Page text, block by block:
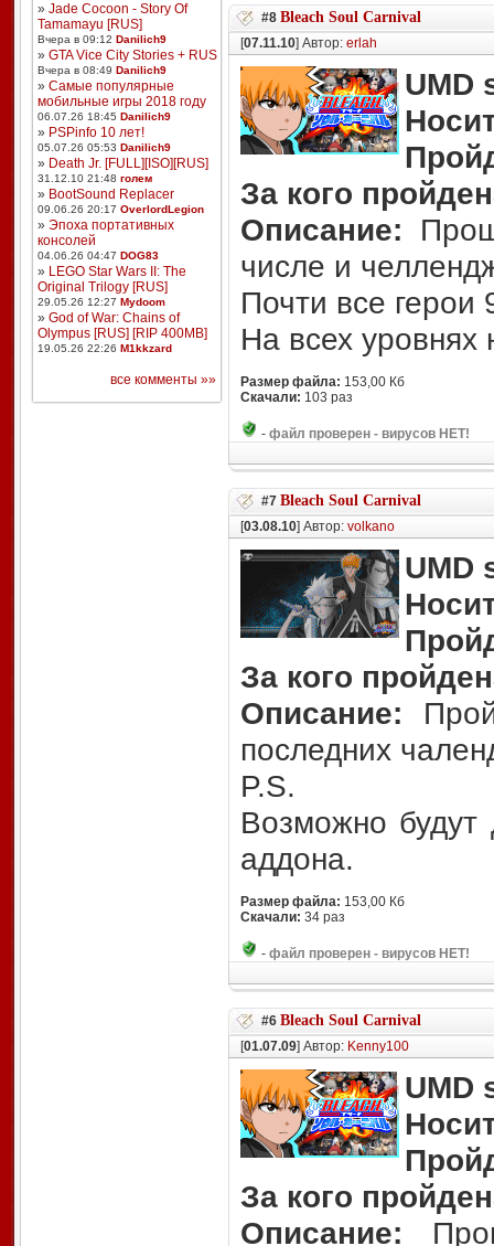
» Jade Cocoon - Story Of
Tamamayu [RUS]
Вчера в 09:12 Danilich9
» GTA Vice City Stories + RUS
Вчера в 08:49 Danilich9
» Самые популярные
мобильные игры 2018 году
06.07.26 18:45 Danilich9
» PSPinfo 10 лет!
05.07.26 05:53 Danilich9
» Death Jr. [FULL][ISO][RUS]
31.12.10 21:48 голем
» BootSound Replacer
09.06.26 20:17 OverlordLegion
» Эпоха портативных
консолей
04.06.26 04:47 DOG83
» LEGO Star Wars II: The
Original Trilogy [RUS]
29.05.26 12:27 Mydoom
» God of War: Chains of
Olympus [RUS] [RIP 400MB]
19.05.26 22:26 M1kkzard
все комменты »»
#8 Bleach Soul Carnival
[07.11.10] Автор: erlah
UMD
За кого
Описание:
числе и
Почти все герои
На всех уровнях
Размер файла: 153,00 Кб
Скачали: 103 раз
- файл проверен - вирусов НЕТ!
#7 Bleach Soul Carnival
[03.08.10] Автор: volkano
UMD
За кого
Описание:
последних
P.S.
Возможно будут
аддона.
Размер файла: 153,00 Кб
Скачали: 34 раз
- файл проверен - вирусов НЕТ!
#6 Bleach Soul Carnival
[01.07.09] Автор: Kenny100
UMD
За кого
Описание: